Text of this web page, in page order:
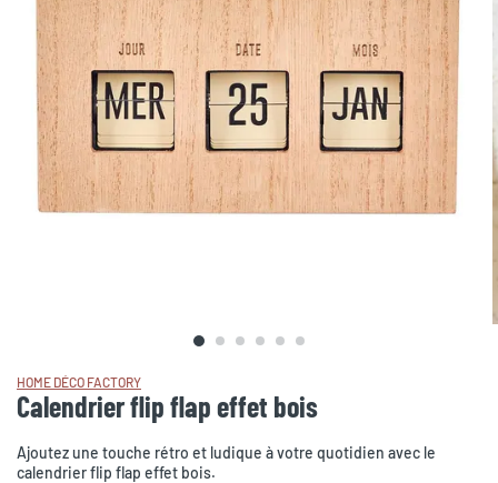
Zoomer sur l'image
HOME DÉCO FACTORY
Calendrier flip flap effet bois
Ajoutez une touche rétro et ludique à votre quotidien avec le
calendrier flip flap effet bois.